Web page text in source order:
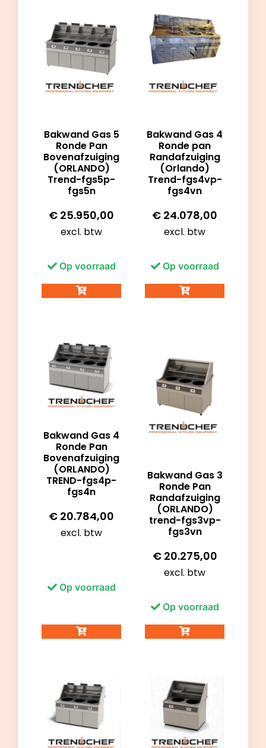
Bakwand Gas 5
Ronde Pan
Bovenafzuiging
(ORLANDO)
Trend-fgs5p-
fgs5n
€ 25.950,00
excl. btw
Op voorraad
Bakwand Gas 4
Ronde pan
Randafzuiging
(Orlando)
Trend-fgs4vp-
fgs4vn
€ 24.078,00
excl. btw
Op voorraad
Bakwand Gas 4
Ronde Pan
Bovenafzuiging
(ORLANDO)
TREND-fgs4p-
fgs4n
€ 20.784,00
excl. btw
Op voorraad
Bakwand Gas 3
Ronde Pan
Randafzuiging
(ORLANDO)
trend-fgs3vp-
fgs3vn
€20.275,00
excl. btw
Op voorraad